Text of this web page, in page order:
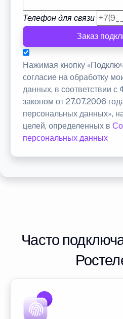
Телефон для связи
Заказ
Нажимая кнопку
согласие на обработку
данных, в соответствии
законом от 27.07.2006
персональных данных»,
целей, определенных в
персональных данных
Часто